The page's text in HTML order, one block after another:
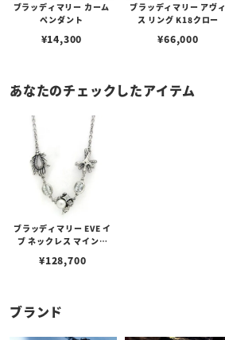
ブラッディマリー カーム
ペンダント
¥14,300
ブラッディマリー アヴィ
ス リング K18クロー
¥66,000
あなたのチェックしたアイテム
ブラッディマリー EVE イ
ブ ネックレス マインド
¥128,700
ブランド